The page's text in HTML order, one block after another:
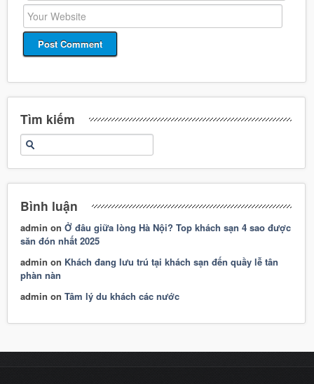
Tìm kiếm
Bình luận
admin onỞ đâu giữa lòng Hà Nội? Top khách sạn 4 sao được
săn đón nhất 2025
admin on Khách đang lưu trú tại khách sạn đến quầy lễ tân
phàn nàn
admin onTâm lý du khách các nước